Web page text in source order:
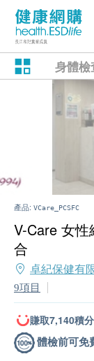
身體檢
產品: VCare_PCSFC
V-Care 女
合
卓紀保健有
9項目
賺取7,140積
體檢前可免